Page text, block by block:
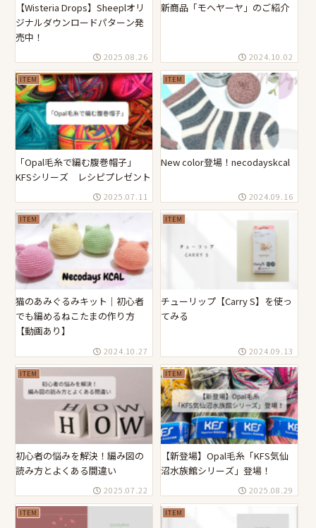
【Wisteria Drops】Sheeplオリ
ジナルダウンロードパターン発
売中！
2025.08.26
新商品「モヘヤーヤ」のご紹介
2024.10.02
ITEM
「Opal毛糸で編む腹巻帽子」
KFSシリーズ レシピプレゼント
2025.07.11
ITEM
New color登場！necodayskcal
2024.09.16
ITEM
猫のあみぐるみキット｜初心者
でも編めるねこたまの作り方
【動画あり】
2024.10.27
ITEM
チューリップ【Carry S】を使っ
てみる
2024.09.13
ITEM
初心者の悩みを解決！編み図の
読み方とよくある間違い
2025.07.22
ITEM
【新登場】Opal毛糸「KFS気仙
沼水族館シリーズ」登場！
2025.08.29
ITEM ITEM